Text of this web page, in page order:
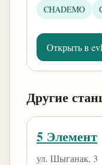
CHADEMO
Открыть в
Другие
5 Элемент
ул. Шыганак, 3